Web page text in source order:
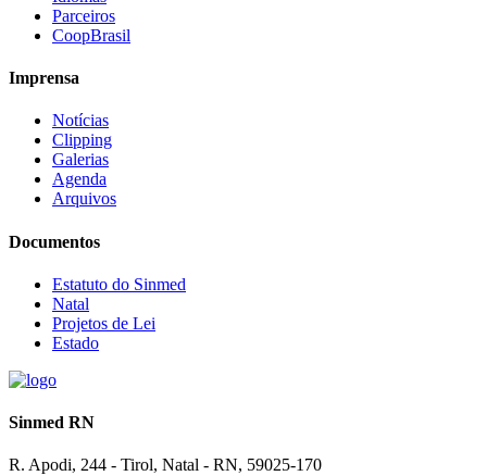
Parceiros
CoopBrasil
Imprensa
Notícias
Clipping
Galerias
Agenda
Arquivos
Documentos
Estatuto do Sinmed
Natal
Projetos de Lei
Estado
Sinmed RN
R. Apodi, 244 - Tirol, Natal - RN, 59025-170